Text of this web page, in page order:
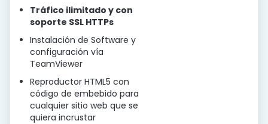
Tráfico ilimitado y con
soporte SSL HTTPs
Instalación de Software y
configuración vía
TeamViewer
Reproductor HTML5 con
código de embebido para
cualquier sitio web que se
quiera incrustar